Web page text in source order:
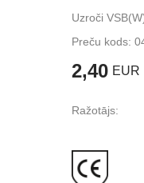
Uzroči
Preču kods:
2,40 EUR
Ražotājs: